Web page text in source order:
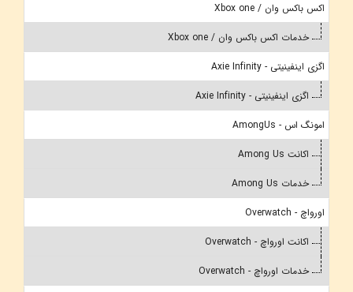
اکس باکس وان / Xbox one
خدمات اکس باکس وان / Xbox one
اگزی اینفینیتی - Axie Infinity
اگزی اینفینیتی - Axie Infinity
امونگ اس - AmongUs
اکانت Among Us
خدمات Among Us
اورواچ - Overwatch
اکانت اورواچ - Overwatch
خدمات اورواچ - Overwatch